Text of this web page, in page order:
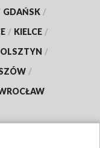
GDAŃSK /
/ KIELCE /
OLSZTYN /
/